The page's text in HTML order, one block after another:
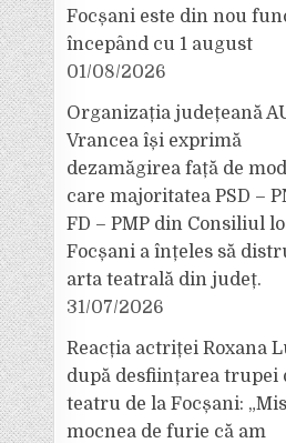
Focșani este din nou
începând cu 1 august
01/08/2026
Organizația județeană
Vrancea își exprimă
dezamăgirea față de
care majoritatea PSD –
FD – PMP din Consiliul
Focșani a înțeles să
arta teatrală din județ.
31/07/2026
Reacția actriței Roxana
după desființarea trupei
teatru de la Focșani:
mocnea de furie că am